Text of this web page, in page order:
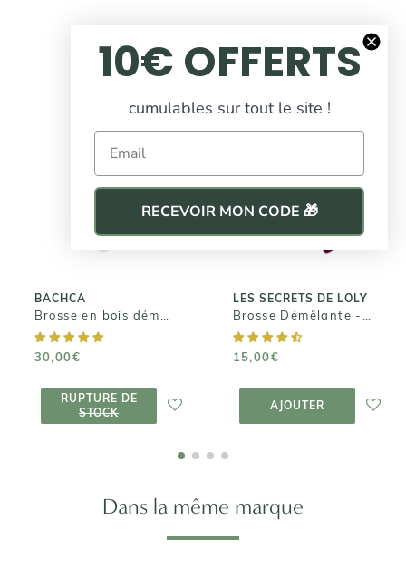
BACHCA
30,00€
RUPTURE DE
STOCK
BACHCA
Brosse en bois
démêlante -
Picots nylon
STOCK
LES SECRETS DE LOLY
15,00€
AJOUTER
Démêlante -
Purple Brush
15,00€
PANIER
Dans la même marque
10€ OFFERTS
cumulables sur tout le site !
Email
RECEVOIR MON CODE 🎁